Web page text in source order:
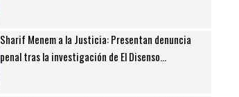
Sharif Menem a la Justicia: Presentan denuncia
penal tras la investigación de El Disenso...